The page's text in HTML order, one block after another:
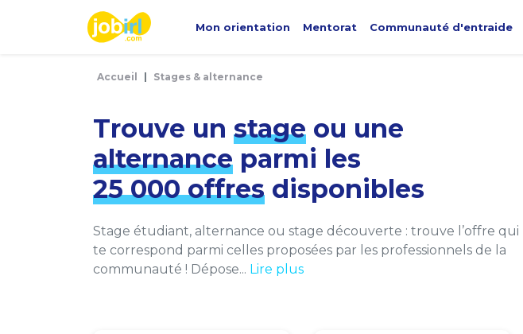
Mon orientation Mentorat Communauté d'entraide
Accueil Stages & alternance
Trouve un stage ou une
alternance parmi les
25 000 offres disponibles
Stage étudiant, alternance ou stage découverte : trouve l’offre qui
te correspond parmi celles proposées par les professionnels de la
communauté ! Dépose... Lire plus
Panneau de gestion des cookies